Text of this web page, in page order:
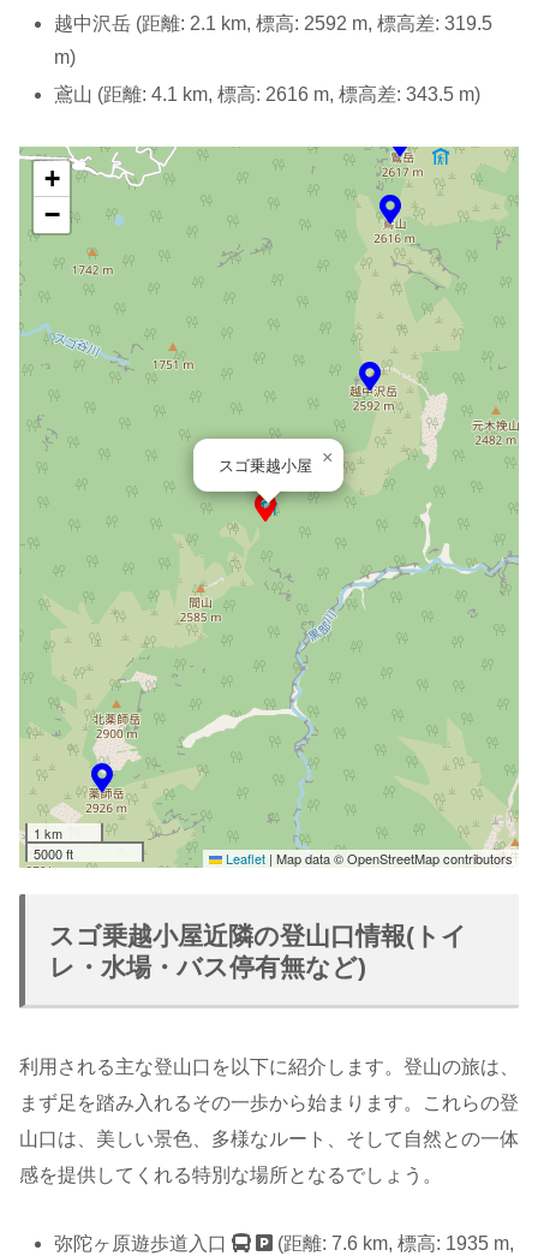
越中沢岳 (距離: 2.1 km, 標高: 2592 m, 標高差: 319.5
m)
鳶山 (距離: 4.1 km, 標高: 2616 m, 標高差: 343.5 m)
スゴ乗越小屋 ×
+
−
1 km
5000 ft
Leaflet | Map data © OpenStreetMap contributors
スゴ乗越小屋近隣の登山口情報(トイ
レ・水場・バス停有無など)
利用される主な登山口を以下に紹介します。登山の旅は、
まず足を踏み入れるその一歩から始まります。これらの登
山口は、美しい景色、多様なルート、そして自然との一体
感を提供してくれる特別な場所となるでしょう。
弥陀ヶ原遊歩道入口
(距離: 7.6 km, 標高: 1935 m,